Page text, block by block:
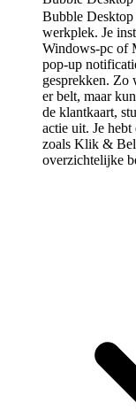
Bubble Desktop
werkplek. Je
Windows-pc of
pop-up
gesprekken. Zo
er belt, maar
de klantkaart,
actie uit. Je
zoals Klik &
overzichtelijke